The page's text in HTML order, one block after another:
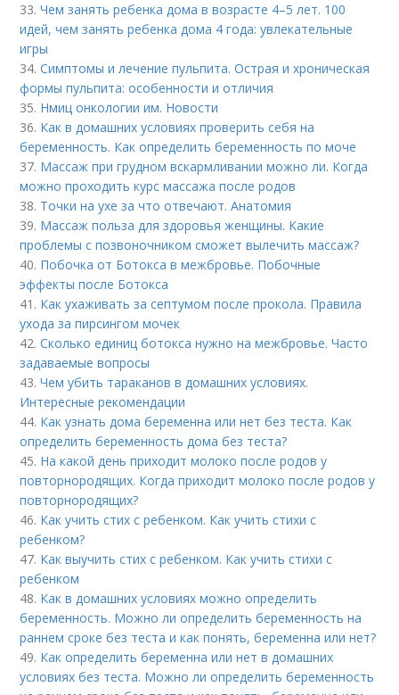
33.Чем занять ребенка дома в возрасте 4–5 лет. 100
идей, чем занять ребенка дома 4 года: увлекательные
игры
34.Симптомы и лечение пульпита. Острая и хроническая
формы пульпита: особенности и отличия
35. Нмиц онкологии им. Новости
36. Как в домашних условиях проверить себя на
беременность. Как определить беременность по моче
37. Массаж при грудном вскармливании можно ли. Когда
можно проходить курс массажа после родов
38. Точки на ухе за что отвечают. Анатомия
39. Массаж польза для здоровья женщины. Какие
проблемы с позвоночником сможет вылечить массаж?
40. Побочка от Ботокса в межбровье. Побочные
эффекты после Ботокса
41. Как ухаживать за септумом после прокола. Правила
ухода за пирсингом мочек
42.Сколько единиц ботокса нужно на межбровье. Часто
задаваемые вопросы
43.Чем убить тараканов в домашних условиях.
Интересные рекомендации
44. Как узнать дома беременна или нет без теста. Как
определить беременность дома без теста?
45. На какой день приходит молоко после родов у
повторнородящих. Когда приходит молоко после родов у
повторнородящих?
46. Как учить стих с ребенком. Как учить стихи с
ребенком?
47. Как выучить стих с ребенком. Как учить стихи с
ребенком
48. Как в домашних условиях можно определить
беременность. Можно ли определить беременность на
раннем сроке без теста и как понять, беременна или нет?
49. Как определить беременна или нет в домашних
условиях без теста. Можно ли определить беременность